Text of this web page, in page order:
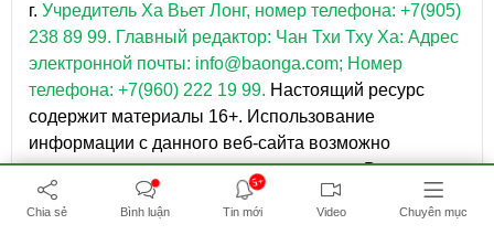
г. Учредитель Ха Вьет Лонг, номер телефона: +7(905)
238 89 99. Главный редактор: Чан Тхи Тху Ха: Адрес
электронной почты: info@baonga.com; Номер
телефона: +7(960) 222 19 99. Настоящий ресурс
содержит материалы 16+. Использование
информации с данного веб-сайта возможно
исключительно на следующих условиях: В конце
текста необходимо указывать ссылку на сайт
https://baonga.com. Текст должен копироваться в
Chia sẻ Bình luận
5+
Tin mới Video Chuyên mục